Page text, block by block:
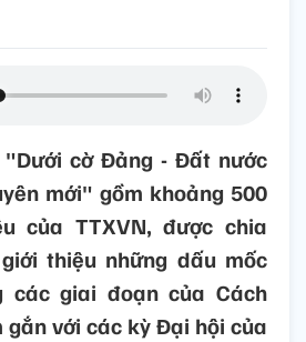
cờ Đảng - Đất nước
mới" gồm khoảng 500
của TTXVN, được chia
thiệu những dấu mốc
các giai đoạn của Cách
gắn với các kỳ Đại hội của